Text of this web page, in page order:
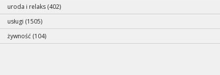
uroda i relaks (402)
usługi (1505)
żywność (104)